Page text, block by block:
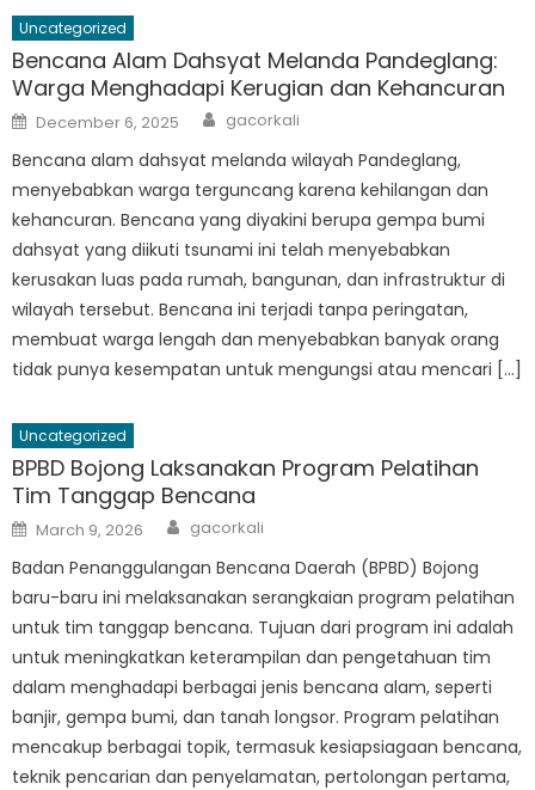
Uncategorized
Bencana Alam Dahsyat Melanda Pandeglang:
Warga Menghadapi Kerugian dan Kehancuran
Posted
on
December 6, 2025 Author
gacorkali
Bencana alam dahsyat melanda wilayah Pandeglang,
menyebabkan warga terguncang karena kehilangan dan
kehancuran. Bencana yang diyakini berupa gempa bumi
dahsyat yang diikuti tsunami ini telah menyebabkan
kerusakan luas pada rumah, bangunan, dan infrastruktur di
wilayah tersebut. Bencana ini terjadi tanpa peringatan,
membuat warga lengah dan menyebabkan banyak orang
tidak punya kesempatan untuk mengungsi atau mencari […]
Uncategorized
BPBD Bojong Laksanakan Program Pelatihan
Tim Tanggap Bencana
Posted
on
March 9, 2026 Author
gacorkali
Badan Penanggulangan Bencana Daerah (BPBD) Bojong
baru-baru ini melaksanakan serangkaian program pelatihan
untuk tim tanggap bencana. Tujuan dari program ini adalah
untuk meningkatkan keterampilan dan pengetahuan tim
dalam menghadapi berbagai jenis bencana alam, seperti
banjir, gempa bumi, dan tanah longsor. Program pelatihan
mencakup berbagai topik, termasuk kesiapsiagaan bencana,
teknik pencarian dan penyelamatan, pertolongan pertama,